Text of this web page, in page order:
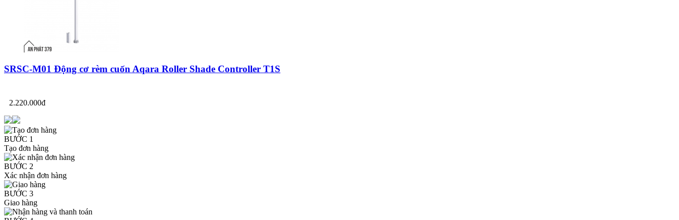
SRSC-M01 Động cơ rèm cuốn Aqara Roller Shade Controller T1S
2.220.000đ
BƯỚC 1
Tạo đơn hàng
BƯỚC 2
Xác nhận đơn hàng
BƯỚC 3
Giao hàng